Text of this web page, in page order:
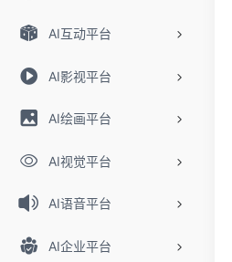
AI互动平台
AI影视平台
AI绘画平台
AI视觉平台
AI语音平台
AI企业平台